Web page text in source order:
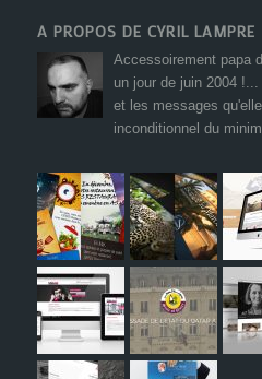
A PROPOS DE CYRIL LAMPRE
Accessoirement papa
un jour de juin 2004
et les messages
inconditionnel du